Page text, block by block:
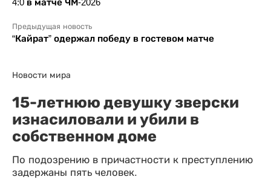
4:0 в матче ЧМ-2026
Предыдущая новость
“Кайрат” одержал победу в гостевом матче
Новости мира
15-летнюю девушку зверски
изнасиловали и убили в
собственном доме
По подозрению в причастности к преступлению
задержаны пять человек.